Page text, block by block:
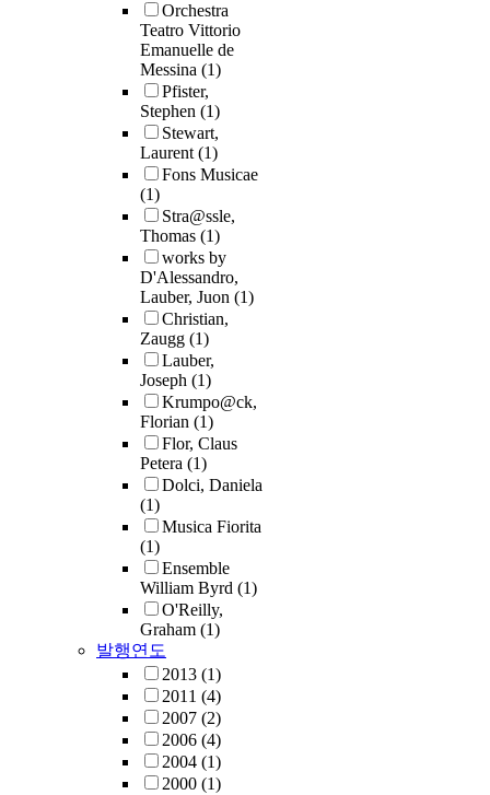
Orchestra
Teatro Vittorio
Emanuelle de
Messina (1)
Pfister,
Stephen (1)
Stewart,
Laurent(1)
Fons Musicae
(1)
Stra@ssle,
Thomas (1)
works by
D'Alessandro,
Lauber, Juon (1)
Christian,
Zaugg (1)
Lauber,
Joseph (1)
Krumpo@ck,
Florian (1)
Flor, Claus
Petera (1)
Dolci, Daniela
(1)
Musica Fiorita
(1)
Ensemble
William Byrd (1)
O'Reilly,
Graham (1)
발행연도
2013 (1)
2011 (4)
2007 (2)
2006 (4)
2004 (1)
2000 (1)